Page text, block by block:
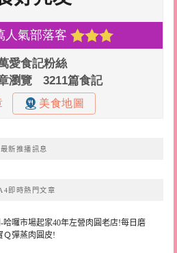
最新推播訊息
即時熱門文章
囉市場起家40年左營肉圓老店!每日磨
Ｑ彈蒸肉圓皮!